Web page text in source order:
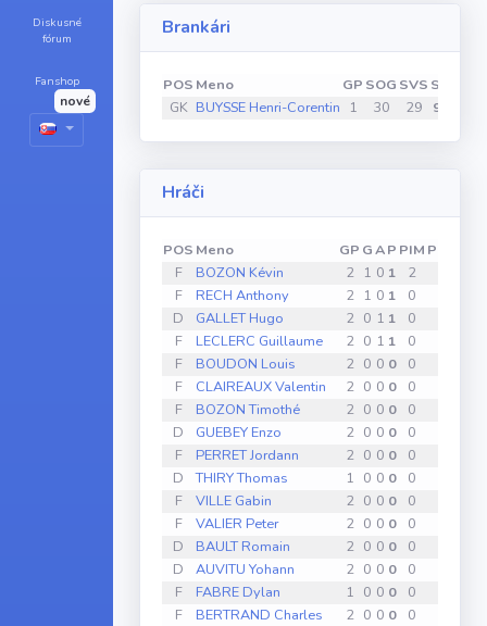
Diskusné
fórum
Fanshop
nové
Brankári
POS Meno GP SOG SVS SV%
GK BUYSSE Henri-Corentin 1 30 29 96.7
Hráči
POS Meno GP GAP PIM PPG
F
BOZON Kévin 2 1 0 1 2
F
RECH Anthony 2 1 0 1 0
D
GALLET Hugo 2 0 1 1 0
F
LECLERC Guillaume 2 0 1 1 0
F
BOUDON Louis 2 0 0 0 0
F
CLAIREAUX Valentin 2 0 0 0 0
F
BOZON Timothé 2 0 0 0 0
D
GUEBEY Enzo 2 0 0 0 0
F
PERRET Jordann 2 0 0 0 0
D
THIRY Thomas 1 0 0 0 0
F
VILLE Gabin 2 0 0 0 0
F
VALIER Peter 2 0 0 0 0
D
BAULT Romain 2 0 0 0 0
D
AUVITU Yohann 2 0 0 0 0
F
FABRE Dylan 1 0 0 0 0
F
BERTRAND Charles 2 0 0 0 0